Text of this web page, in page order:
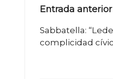
de
entradas
Entrada anterior
Sabbatella:
complicidad